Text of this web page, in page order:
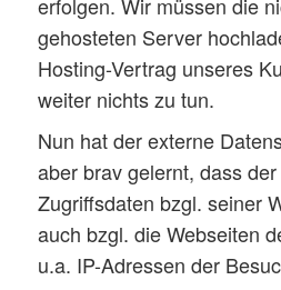
erfolgen. Wir müssen die
gehosteten Server
Hosting-Vertrag unseres
weiter nichts zu tun.
Nun hat der externe
aber brav gelernt, dass
Zugriffsdaten bzgl. seiner
auch bzgl. die Webseiten
u.a. IP-Adressen der